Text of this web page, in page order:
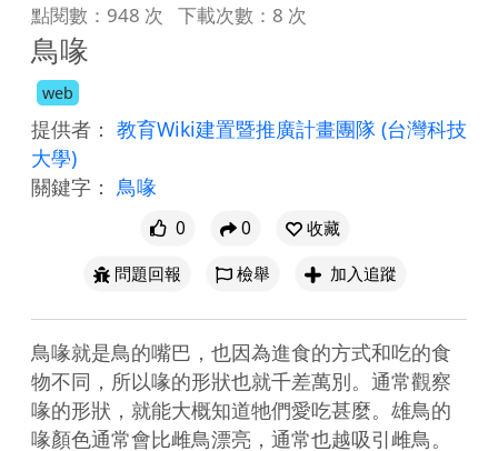
點閱數：948 次 下載次數：8 次
鳥喙
web
提供者： 教育Wiki建置暨推廣計畫團隊 (台灣科技
大學)
關鍵字： 鳥喙
0 0
收藏
問題回報
檢舉 加入追蹤
鳥喙就是鳥的嘴巴，也因為進食的方式和吃的食
物不同，所以喙的形狀也就千差萬別。通常觀察
喙的形狀，就能大概知道牠們愛吃甚麼。雄鳥的
喙顏色通常會比雌鳥漂亮，通常也越吸引雌鳥。